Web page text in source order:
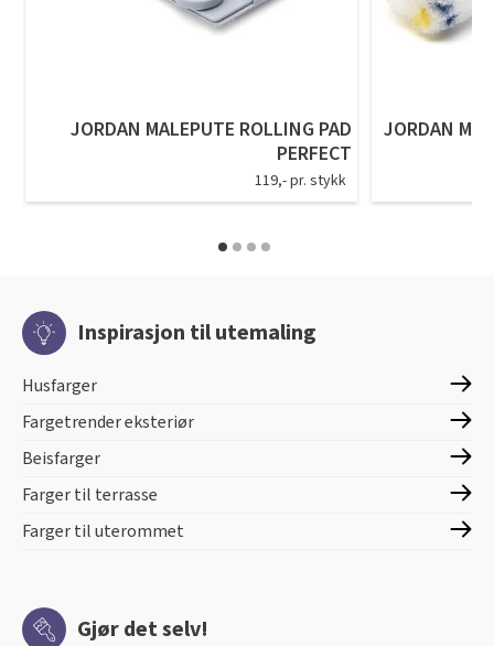
JORDAN MALEPUTE ROLLING PAD
PERFECT
119,- pr. stykk
JORDAN
Inspirasjon til utemaling
Husfarger
Fargetrender eksteriør
Beisfarger
Farger til terrasse
Farger til uterommet
Gjør det selv!